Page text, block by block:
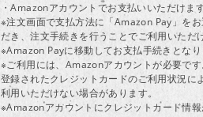
・Amazonアカウントでお支払いいただけま
※注文画面で支払方法に「Amazon Pay」をお
だき、注文手続きを行うことでご利用いただ
※Amazon Payに移動してお支払手続きとなり
※ご利用には、Amazonアカウントが必要です
登録されたクレジットカードのご利用状況に
利用いただけない場合があります。
※Amazonアカウントにクレジットカード情報